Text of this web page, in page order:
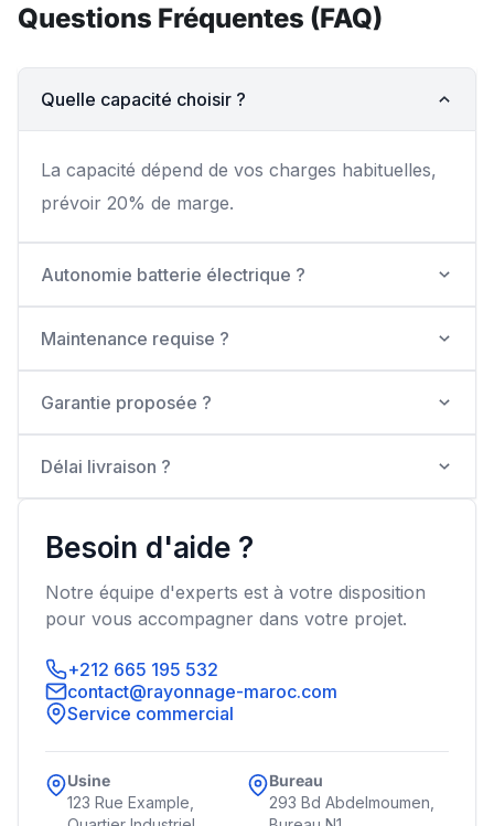
Questions Fréquentes (FAQ)
Quelle capacité choisir ?
La capacité dépend de vos charges habituelles,
prévoir 20% de marge.
Autonomie batterie électrique ?
Maintenance requise ?
Garantie proposée ?
Délai livraison ?
Besoin d'aide ?
Notre équipe d'experts est à votre disposition
pour vous accompagner dans votre projet.
+212 665 195 532
contact@rayonnage-maroc.com
Service commercial
Usine
123 Rue Example,
Bureau
293 Bd Abdelmoumen,